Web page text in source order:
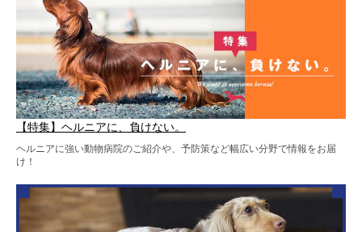
【特集】ヘルニアに、負けない。
ヘルニアに強い動物病院のご紹介や、予防策など幅広い分野で情報をお届
け！